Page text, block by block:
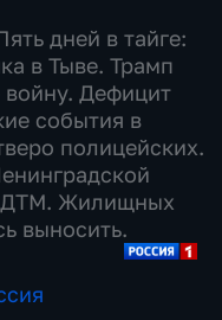
дней в тайге:
в Тыве. Трамп
войну. Дефицит
события в
полицейских.
ДТМ. Жилищных
выносить.